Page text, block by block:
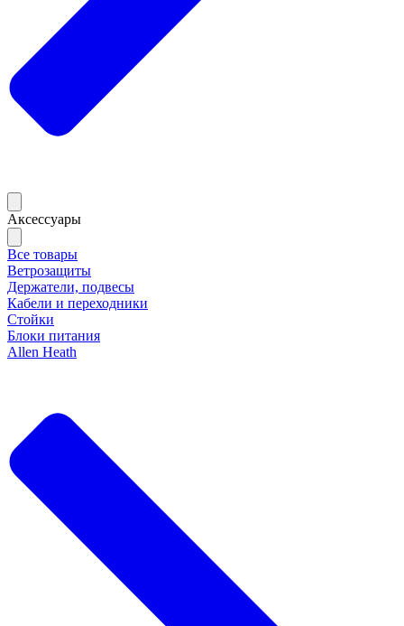
Аксессуары
Все товары
Ветрозащиты
Держатели, подвесы
Кабели и переходники
Стойки
Блоки питания
Allen Heath